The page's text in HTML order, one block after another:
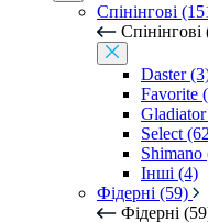
Спінінгові
Спінінгові
Daster
Favorite
Select
Shimano
Інші (4)
Фідерні (59)
Фідерні